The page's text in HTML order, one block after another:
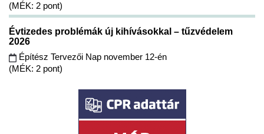
(MÉK: 2 pont)
Évtizedes problémák új kihívásokkal – tűzvédelem
2026
Építész Tervezői Nap november 12-én
(MÉK: 2 pont)